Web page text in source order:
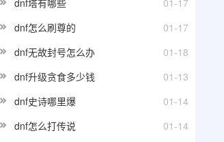
01-17
dnf塔有哪些
01-17
dnf怎么刷尊的
01-18
dnf无故封号怎么办
01-13
dnf升级贪食多少钱
01-14
dnf史诗哪里爆
01-14
dnf怎么打传说